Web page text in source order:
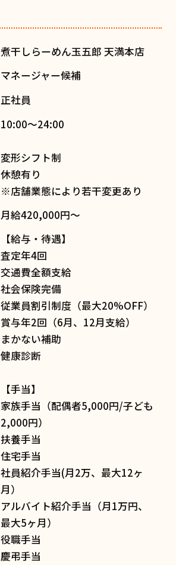
煮干しらーめん玉五郎 天満本店
マネージャー候補
正社員
10:00〜24:00
変形シフト制
休憩有り
※店舗業態により若干変更あり
月給420,000円～
【給与・待遇】
査定年4回
交通費全額支給
社会保険完備
従業員割引制度（最大20%OFF）
賞与年2回（6月、12月支給）
まかない補助
健康診断
【手当】
家族手当（配偶者5,000円/子ども
2,000円）
扶養手当
住宅手当
社員紹介手当(月2万、最大12ヶ
月）
アルバイト紹介手当（月1万円、
最大5ヶ月）
役職手当
慶弔手当